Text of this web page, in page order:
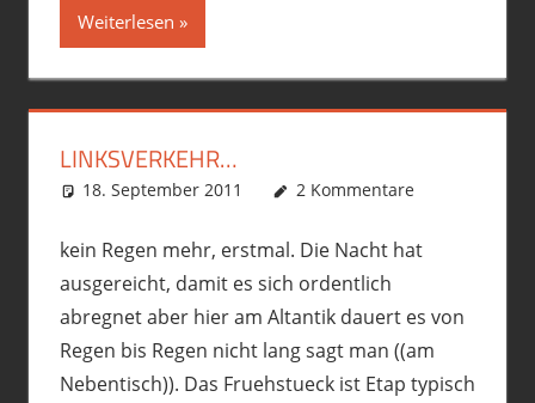
Weiterlesen
LINKSVERKEHR…
18. September 2011 phil
Allgemein,Motorrad
2 Kommentare
kein Regen mehr, erstmal. Die Nacht hat
ausgereicht, damit es sich ordentlich
abregnet aber hier am Altantik dauert es von
Regen bis Regen nicht lang sagt man ((am
Nebentisch)). Das Fruehstueck ist Etap typisch